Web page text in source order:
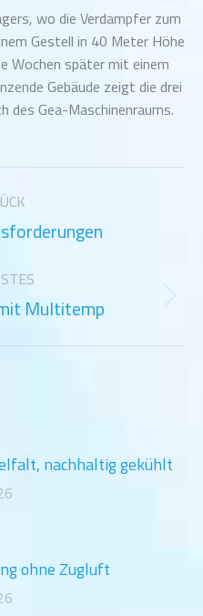
wo die Verdampfer zum
Gestell in 40 Meter Höhe
Wochen später mit einem
Gebäude zeigt die drei
des Gea-Maschinenraums.
Multitemp
nachhaltig gekühlt
ohne Zugluft